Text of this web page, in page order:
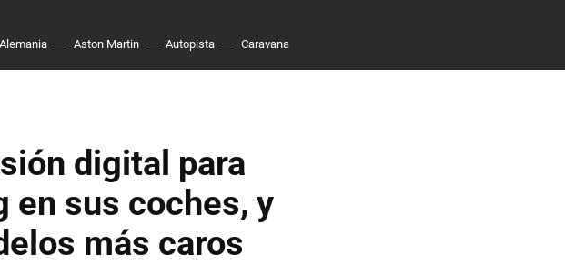
Alemania Aston Martin Autopista Caravana
digital para
en sus coches, y
más caros